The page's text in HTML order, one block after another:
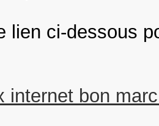
lien ci-dessous
internet bon